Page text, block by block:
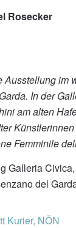
Rosecker
Ausstellung im
In der
am alten
Femminile
Galleria
del
Kurier, NÖN